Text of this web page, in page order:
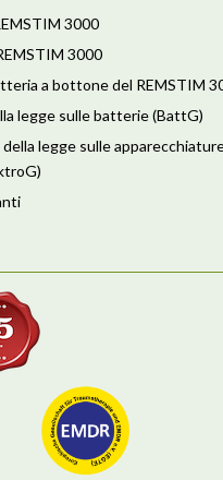
3000
3000
a bottone del REMSTIM
legge sulle batterie (BattG)
della legge sulle